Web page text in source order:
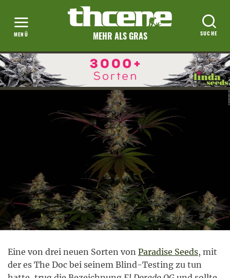
MEHR ALS GRAS
Eine von drei neuen Sorten von Paradise Seeds, mit
der es The Doc bei seinem Blind-Testing zu tun